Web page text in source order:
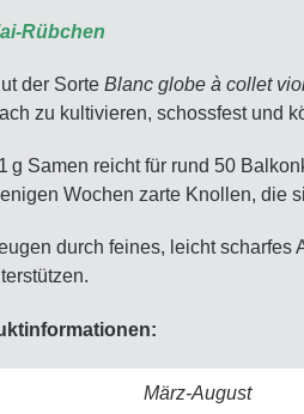
Rübchen
der Sorte Blanc globe à collet
zu kultivieren, schossfest und
g Samen reicht für rund 50
Wochen zarte Knollen, die
durch feines, leicht
März-August